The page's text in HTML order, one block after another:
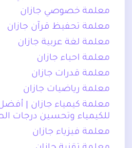
معلمة خصوصي جازان
معلمة تحفيظ قرآن جازان
معلمة لغة عربية جازان
معلمة احياء جازان
معلمة قدرات جازان
معلمة رياضيات جازان
معلمة كيمياء جازان |
للكيمياء وتحسين درجات
معلمة فيزياء جازان